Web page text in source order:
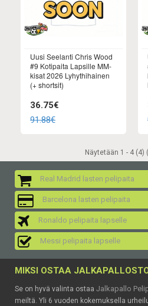
Uusi Seelanti Chris Wood
#9 Kotipaita Lapsille MM-
kisat 2026 Lyhythihainen
(+ shortsit)
36.75€
91.88€
Näytetään 1 - 4 (4)
Real Madrid lasten pelipaita
Barcelona lasten pelipaita
Ronaldo pelipaita lapselle
Messi pelipaita lapselle
MIKSI OSTAA
Se on hyvä valinta ostaa Jalkapallo
meiltä. Yli 6 vuoden kokemuksella